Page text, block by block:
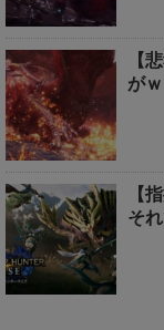
【
が
【
そ